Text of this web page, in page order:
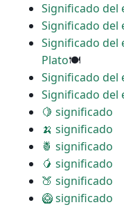
Significado del
Significado del
Significado del
Plato🍽
Significado del
Significado del
🍋 significado
🍌 significado
🍍 significado
🥭 significado
🍑 significado
🥝 significado